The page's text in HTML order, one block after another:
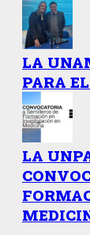
LA
PARA
LA